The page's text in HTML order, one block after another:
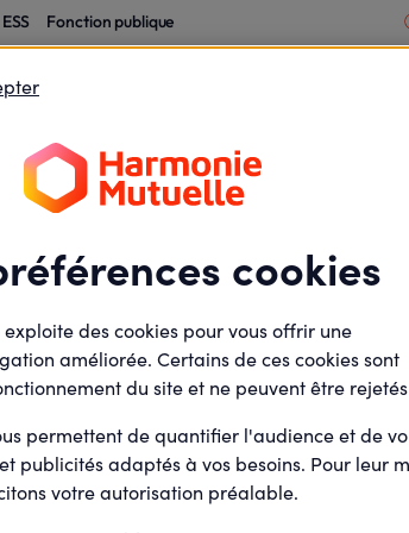
ESS Fonction publique
Carte Tiers payant et documents
dématérialisés
de la page
client
cookies
des cookies pour vous offrir une
améliorée. Certains de ces cookies sont
du site et ne peuvent être
permettent de quantifier l'audience et de
publicités adaptés à vos besoins. Pour leur
votre autorisation préalable.